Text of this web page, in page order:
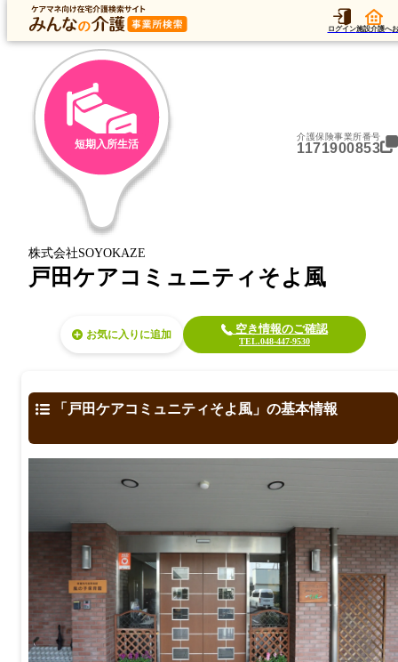
ログイン施設介護へ
トップ データ
トップ 埼玉県 戸田市 短期入所生活
短期入所生活
株式会社SOYOKAZE
介護保険事業所番号
1171900853
戸田ケアコミュニティそよ風
お気に入り 空き情報のご確認
TEL.048-447-9530
「戸田ケアコミュニティそよ風」の基本情報